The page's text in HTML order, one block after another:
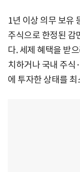
1년 이상 의무 보유
주식으로 한정된 감
다. 세제 혜택을 받
치하거나 국내 주
에 투자한 상태를